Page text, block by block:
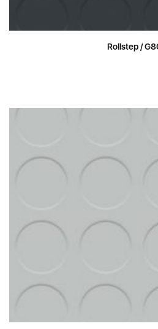
Rollstep /